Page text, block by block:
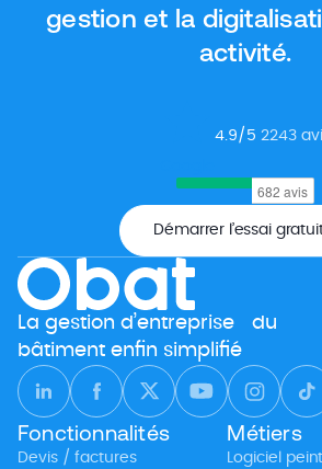
gestion et la
activité.
4.9/5 2243
Démarrer l’essai
La gestion d’entreprise du
bâtiment enfin simplifié
Fonctionnalités
Devis / factures
Métiers
Logiciel